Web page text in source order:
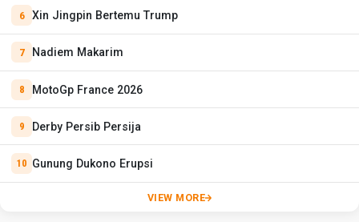
Xin Jingpin Bertemu Trump
Nadiem Makarim
MotoGp France 2026
Derby Persib Persija
Gunung Dukono Erupsi
VIEW MORE